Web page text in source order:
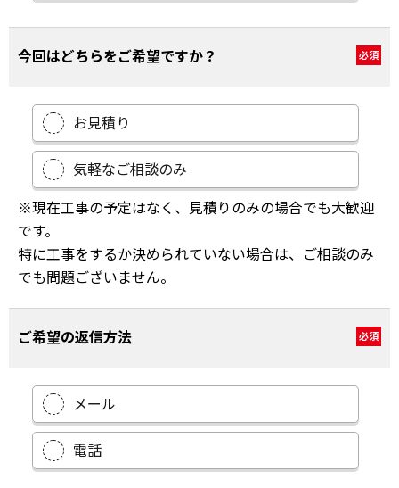
今回はどちらをご希望ですか？ 必須
お見積り
気軽なご相談のみ
※現在工事の予定はなく、見積りのみの場合でも大歓迎
です。
特に工事をするか決められていない場合は、ご相談のみ
でも問題ございません。
ご希望の返信方法 必須
メール
電話